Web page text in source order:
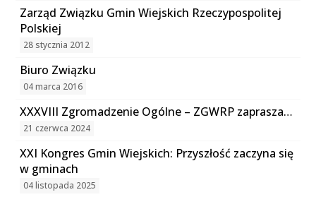
Zarząd Związku Gmin Wiejskich Rzeczypospolitej
Polskiej
28 stycznia 2012
Biuro Związku
04 marca 2016
XXXVIII Zgromadzenie Ogólne – ZGWRP zaprasza…
21 czerwca 2024
XXI Kongres Gmin Wiejskich: Przyszłość zaczyna się
w gminach
04 listopada 2025